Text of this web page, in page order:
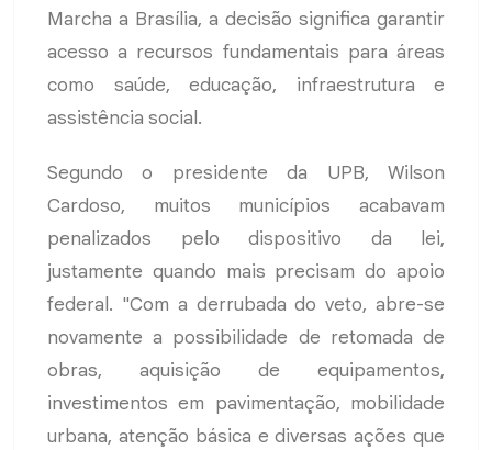
Marcha a Brasília, a decisão significa garantir
acesso a recursos fundamentais para áreas
como saúde, educação, infraestrutura e
assistência social.
Segundo o presidente da UPB, Wilson
Cardoso, muitos municípios acabavam
penalizados pelo dispositivo da lei,
justamente quando mais precisam do apoio
federal. "Com a derrubada do veto, abre-se
novamente a possibilidade de retomada de
obras, aquisição de equipamentos,
investimentos em pavimentação, mobilidade
urbana, atenção básica e diversas ações que